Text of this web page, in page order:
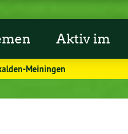
Aktiv im
Meiningen